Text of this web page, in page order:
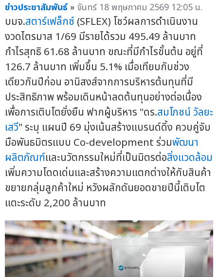
ข่าวประชาสัมพันธ์ » จันทร์ 18 พฤษภาคม 2569 12:05 น.
บมจ.สตาร์เฟล็กซ์ (SFLEX) โชว์ผลการดำเนินงาน
งวดไตรมาส 1/69 มีรายได้รวม 495.49 ล้านบาท
กำไรสุทธิ 61.68 ล้านบาท ขณะที่มีกำไรขั้นต้น อยู่ที่
126.7 ล้านบาท เพิ่มขึ้น 5.1% เมื่อเทียบกับช่วง
เดียวกันปีก่อน อานิสงส์จากการบริหารต้นทุนที่มี
ประสิทธิภาพ พร้อมเดินหน้าลดต้นทุนอย่างต่อเนื่อง
เพื่อการเติบโตยั่งยืน ฟากผู้บริหาร "ดร.สมโภชน์ วัลยะ
เสวี" ระบุ แผนปี 69 มุ่งเน้นสร้างแบรนด์ดิ้ง ควบคู่จับ
มือพันธมิตรแบบ Co-development ร่วมพัฒนา
ผลิตภัณฑ์และนวัตกรรมใหม่ที่เป็นมิตรต่อสิ่งแวดล้อม
เพิ่มความโดดเด่นและสร้างความแตกต่างให้กับสินค้า
ขยายกลุ่มลูกค้าใหม่ หวังผลักดันยอดขายปีนี้เติบโต
แตะระดับ 2,200 ล้านบาท